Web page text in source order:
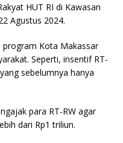
HUT RI di Kawasan
Agustus 2024.
program Kota Makassar
Seperti, insentif RT-
sebelumnya hanya
para RT-RW agar
dari Rp1 triliun.